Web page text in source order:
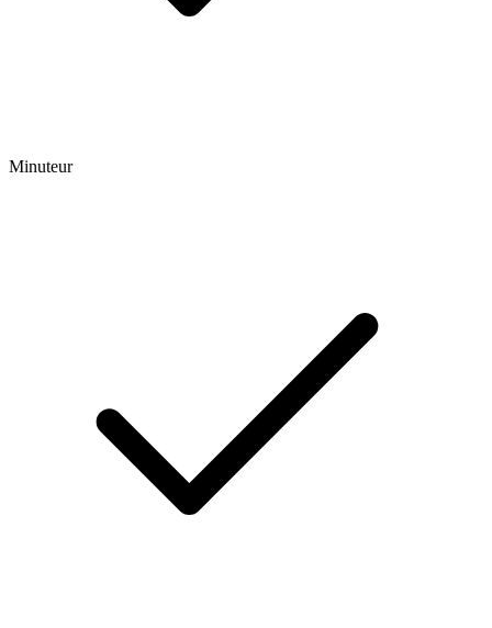
Minuteur